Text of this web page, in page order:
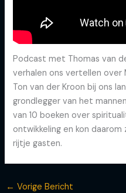
Podcast met Thomas van
verhalen ons vertellen over
Ton van der Kroon bij ons
grondlegger van het
van 10 boeken over
ontwikkeling en kon
rijtje gasten.
← Vorige Bericht